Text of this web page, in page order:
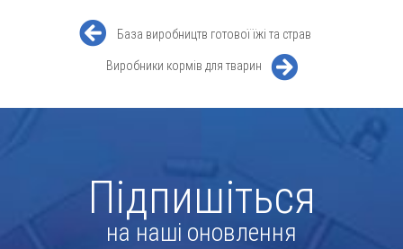
База виробництв готової їжі та страв
Виробники кормів для тварин
Підпишіться
на наші оновлення